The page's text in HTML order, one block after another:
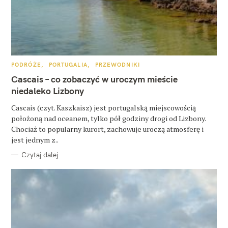
K
T
E
G
O
I
PODRÓŻE PORTUGALIA PRZEWODNIKI
Cascais – co zobaczyć w uroczym mieście
niedaleko Lizbony
Cascais (czyt. Kaszkaisz) jest portugalską miejscowością
położoną nad oceanem, tylko pół godziny drogi od Lizbony.
Chociaż to popularny kurort, zachowuje uroczą atmosferę i
jest jednym z..
Czytaj dalej
k
a
j
: